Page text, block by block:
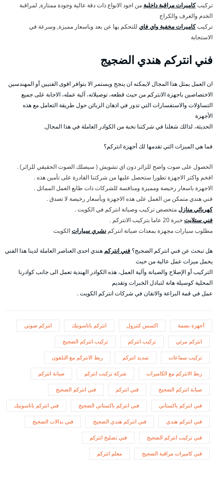
تركيبكاميرات مراقبة داخلية من اجود الانواع ذات دقة عالية وجودة ممتازة, لمراقبة
الخدم والغرف والكراج
تركيبكاميرات مخفية واي فاي للتحكم بها عن بعد وباسعار مميزة, وسرعة في
الاستجابة
فني انتركم هندي الضجيج
ان العمل بمثل هذا المجال لايمكنه ان ينجح ويستمر الا بتوافر اقوى الفنيين أو المهندسين
الاختصاصين باجهزة الانتركم من حيث قطعه، توصيلاته، آلية عمله، الاجابة على جميع
التساؤلات والاستفسارات التي تدور في اذهان الزبائن حول طريقة التعامل مع هذه
الأجهزة
الحديثة، لذالك شغلنا في شركتنا نخبة من الكوادر العاملة في هذا المجال.
فما هي الميزات التي تقدمها لك أجهزة انتركم؟
الحصول على صوت واضح للزائر دون اي تشويش ( سيصلك الصوت الحقيقي للزائر) .
افخم واكثر الاجهزة تطورا ستحصل عليها من شركتنا القادرة على تأمين هذه .
الاجهزة باسعار رخيصة ومميزة ومنافسة للشركات ذات طابع العمل المماثل .
فني هندي متمكن من العمل على هذه الاجهزة وبأسعار رخيصة لا تصدق .
كهربائي منازلمتخصص تركيب وصيانة انتركم في الكويت .
فني ستلايتخبرة 20 عاما بتركيب الانتركم .
مطلوب سيارات مجهزة بمعدات صيانة انتركم نشري سياراتالكويت
هل تبحث عن فني انتركم الضجيج؟ فني انتركم هندي احدى العناصر العاملة لدينا هذا الفني
يحمل ميزات عمل عالية من حيث
التركيب أو الإصلاح والصيانة وآلية العمل، هذه الكوادر الهندية تعمل الى جانب كوادرنا
المحلية كوسيلة هانة لتبادل الخبرات وتقديم
عمل في قمة البراعة والاتقان في شركات انتركم الكويت .
أجهزة بصمة اكسس كنترول انتركم باناسونيك انتركم صوتي
انتركم مرئي تركيب انتركم تركيب انتركم الضجيج
تركيب سماعات تمديد انتركم ربط الانتركم مع التلفون
ربط الانتركم مع الكاميرات شركة تركيب انتركم صيانة انتركم
صيانة انتركم الضجيج فني انتركم فني انتركم الضجيج
فني انتركم باكستاني فني انتركم باكستاني الضجيج فني انتركم باناسونيك
فني انتركم هندي فني انتركم هندي الضجيج فني بدالات الضجيج
فني تركيب انتركم الضجيج فني تصليح انتركم
فني كاميرات مراقبة الضجيج معلم انتركم